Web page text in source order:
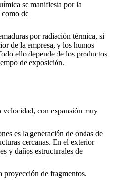
se manifiesta por la
como de
por radiación térmica, si
de la empresa, y los humos
ello depende de los productos
de exposición.
velocidad, con expansión muy
es la generación de ondas de
cercanas. En el exterior
y daños estructurales de
proyección de fragmentos.